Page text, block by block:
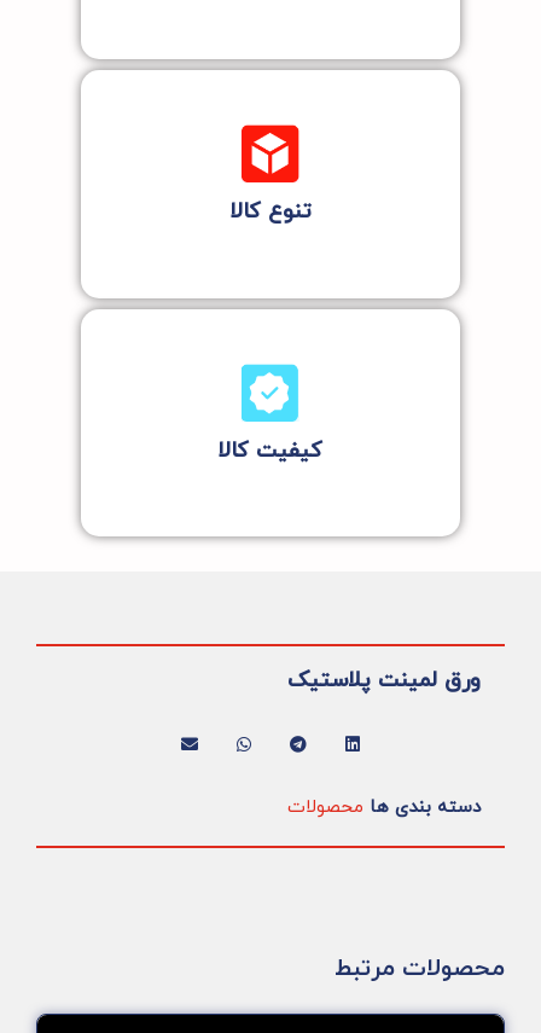
تنوع کالا
کیفیت کالا
ورق لمینت پلاستیک
دسته بندی ها محصولات
محصولات مرتبط